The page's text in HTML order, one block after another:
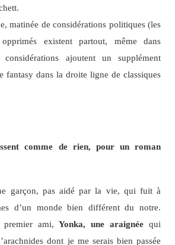
matinée de considérations politiques (les
existent partout, même dans
considérations ajoutent un supplément
fantasy dans la droite ligne de classiques
comme de rien, pour un roman
garçon, pas aidé par la vie, qui fuit à
d’un monde bien différent du notre.
premier ami,Yonka, une araignée qui
dont je me serais bien passée